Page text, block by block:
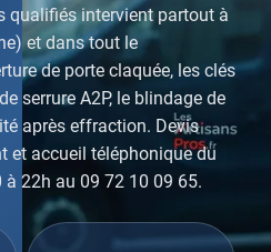
qualifiés intervient partout à
et dans tout le
de porte claquée, les clés
serrure A2P, le blindage de
après effraction. Devis
et accueil téléphonique du
22h au 09 72 10 09 65.